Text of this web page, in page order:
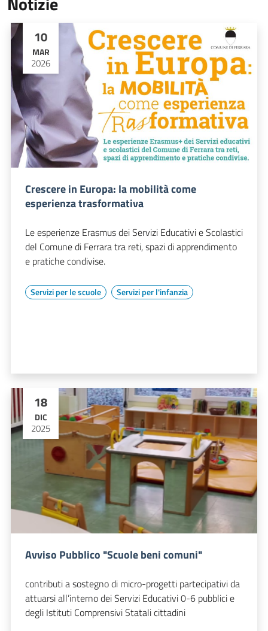
10
MAR
2026
Crescere in Europa: la mobilità come
esperienza trasformativa
Le esperienze Erasmus dei Servizi Educativi e Scolastici
del Comune di Ferrara tra reti, spazi di apprendimento
e pratiche condivise.
Servizi per le scuole Servizi per l'infanzia
18
DIC
2025
Avviso Pubblico "Scuole beni comuni"
contributi a sostegno di micro-progetti partecipativi da
attuarsi all’interno dei Servizi Educativi 0-6 pubblici e
degli Istituti Comprensivi Statali cittadini